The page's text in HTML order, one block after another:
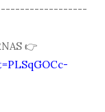
👉